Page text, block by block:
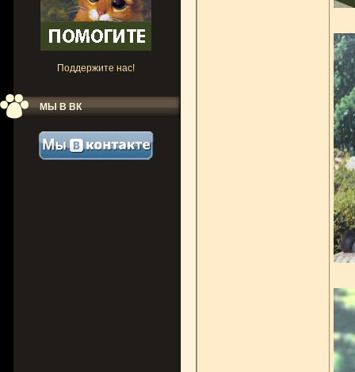
Поддержите нас!
МЫ В ВК